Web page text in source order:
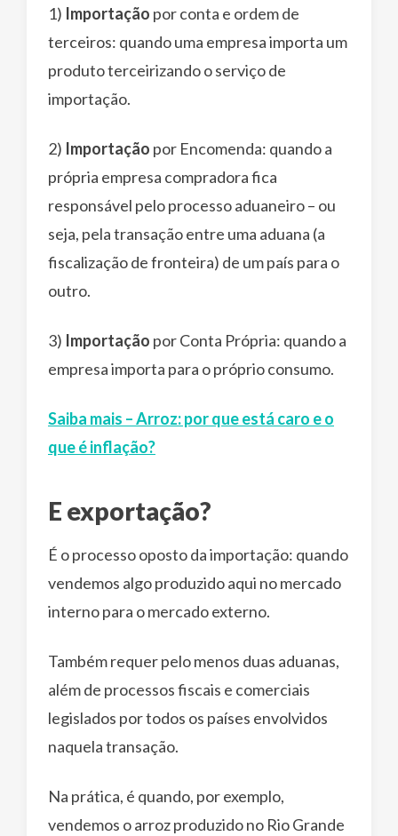
1) Importação por conta e ordem de
terceiros: quando uma empresa importa um
produto terceirizando o serviço de
importação.
2) Importação por Encomenda: quando a
própria empresa compradora fica
responsável pelo processo aduaneiro – ou
seja, pela transação entre uma aduana (a
fiscalização de fronteira) de um país para o
outro.
3) Importação por Conta Própria: quando a
empresa importa para o próprio consumo.
Saiba mais – Arroz: por que está caro e o
que é inflação?
E exportação?
É o processo oposto da importação: quando
vendemos algo produzido aqui no mercado
interno para o mercado externo.
Também requer pelo menos duas aduanas,
além de processos fiscais e comerciais
legislados por todos os países envolvidos
naquela transação.
Na prática, é quando, por exemplo,
vendemos o arroz produzido no Rio Grande